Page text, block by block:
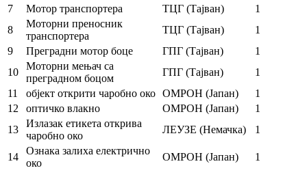
7
Мотор транспортера ТЦГ (Тајван)
1
8
Моторни преносник
транспортера
ТЦГ (Тајван)
1
9
Преградни мотор боце ГПГ (Тајван)
1
10
Моторни мењач са
преградном боцом
ГПГ (Тајван)
1
11
објект открити чаробно око ОМРОН (Јапан)
1
12
оптичко влакно ОМРОН (Јапан)
1
13
Излазак етикета открива
чаробно око
ЛЕУЗЕ (Немачка) 1
14
Ознака залиха електрично
око
ОМРОН (Јапан) 1